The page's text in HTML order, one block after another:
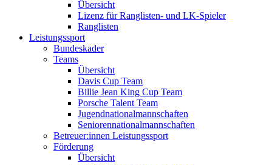
Übersicht
Lizenz für Ranglisten- und LK-Spieler
Ranglisten
Leistungssport
Bundeskader
Teams
Übersicht
Davis Cup Team
Billie Jean King Cup Team
Porsche Talent Team
Jugendnationalmannschaften
Seniorennationalmannschaften
Betreuer:innen Leistungssport
Förderung
Übersicht